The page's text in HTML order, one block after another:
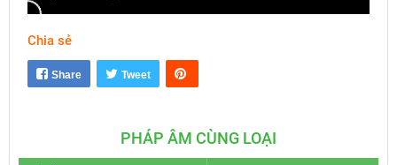
Chia sẻ
Share Tweet
PHÁP ÂM CÙNG LOẠI